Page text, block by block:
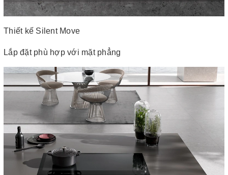
Thiết kế Silent Move
Lắp đặt phù hợp với mặt phẳng